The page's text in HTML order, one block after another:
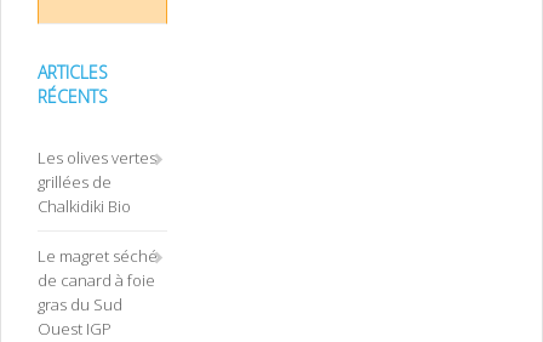
ARTICLES
RÉCENTS
Les olives vertes
grillées de
Chalkidiki Bio
Le magret séché
de canard à foie
gras du Sud
Ouest IGP